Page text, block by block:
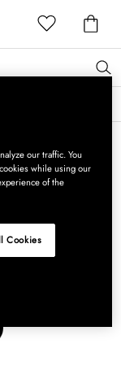
our traffic. You
while using our
of the
Cookies